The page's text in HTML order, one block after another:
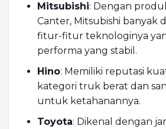
Mitsubishi: Dengan
Canter, Mitsubishi banyak
fitur-fitur teknologinya
performa yang stabil.
Hino: Memiliki reputasi
kategori truk berat dan
untuk ketahanannya.
Toyota: Dikenal dengan